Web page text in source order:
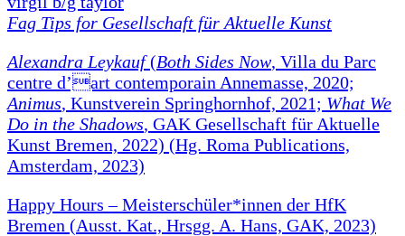
Fag Tips for Gesellschaft für Aktuelle Kunst
Alexandra Leykauf(Both Sides Now, Villa du Parc
centre d’art contemporain Annemasse, 2020;
Animus, Kunstverein Springhornhof, 2021; What We
Do in the Shadows, GAK Gesellschaft für Aktuelle
Kunst Bremen, 2022) (Hg. Roma Publications,
Amsterdam, 2023)
Happy Hours – Meisterschüler*innen der HfK
Bremen (Ausst. Kat., Hrsgg. A. Hans, GAK, 2023)